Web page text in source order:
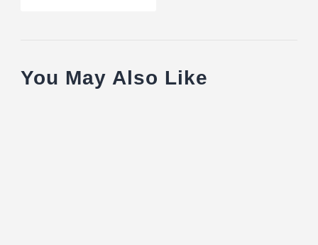
You May Also Like